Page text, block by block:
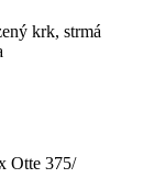
krk, strmá
Otte 375/